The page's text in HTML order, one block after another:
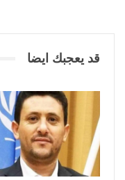
قد يعجبك ايضا